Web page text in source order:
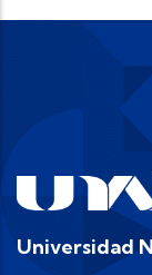
Universidad